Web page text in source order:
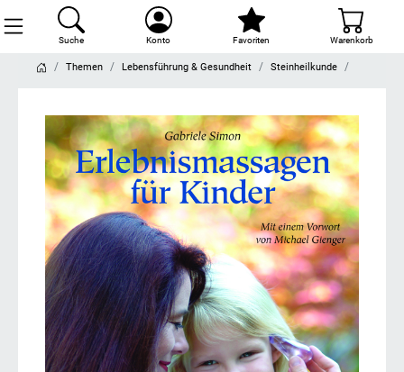
Suche Konto Favoriten Warenkorb
Themen Lebensführung & Gesundheit Steinheilkunde